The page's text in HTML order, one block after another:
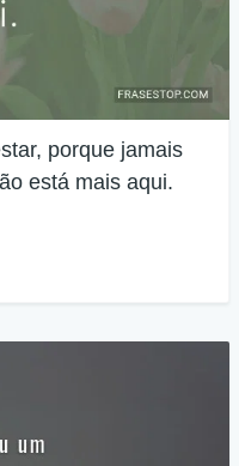
porque jamais
está mais aqui.